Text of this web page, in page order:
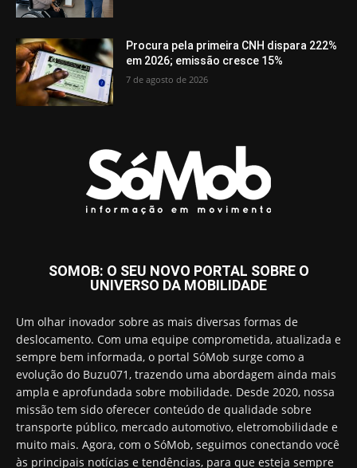
Procura pela primeira CNH dispara 222%
em 2026; emissão cresce 15%
7 de agosto de 2026
SOMOB: O SEU NOVO PORTAL SOBRE O
UNIVERSO DA MOBILIDADE
Um olhar inovador sobre as mais diversas formas de
deslocamento. Com uma equipe comprometida, atualizada e
sempre bem informada, o portal SóMob surge como a
evolução do Buzu071, trazendo uma abordagem ainda mais
ampla e aprofundada sobre mobilidade. Desde 2020, nossa
missão tem sido oferecer conteúdo de qualidade sobre
transporte público, mercado automotivo, eletromobilidade e
muito mais. Agora, com o SóMob, seguimos conectando você
às principais notícias e tendências, para que esteja sempre